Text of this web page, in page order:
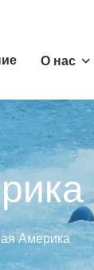
О нас
Америка